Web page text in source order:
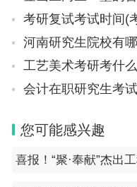
考研复试考试时间(考
河南研究生院校有哪
工艺美术考研考什
会计在职研究生考试科
您可能感兴趣